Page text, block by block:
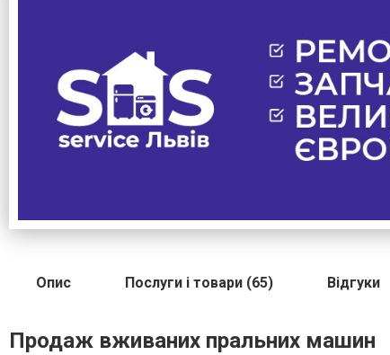
Опис Послуги і товари (65) Відгуки
Продаж вживаних пральних машин